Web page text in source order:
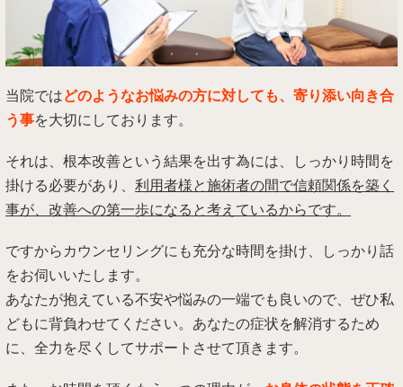
当院ではどのようなお悩みの方に対しても、寄り添い向き合
う事を大切にしております。
それは、根本改善という結果を出す為には、しっかり時間を
掛ける必要があり、 利用者様と施術者の間で信頼関係を築く
事が、改善への第一歩になると考えているからです。
ですからカウンセリングにも充分な時間を掛け、しっかり話
をお伺いいたします。
あなたが抱えている不安や悩みの一端でも良いので、ぜひ私
どもに背負わせてください。あなたの症状を解消するため
に、全力を尽くしてサポートさせて頂きます。